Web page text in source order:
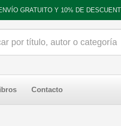
GRATUITO Y 10% DE
Contacto